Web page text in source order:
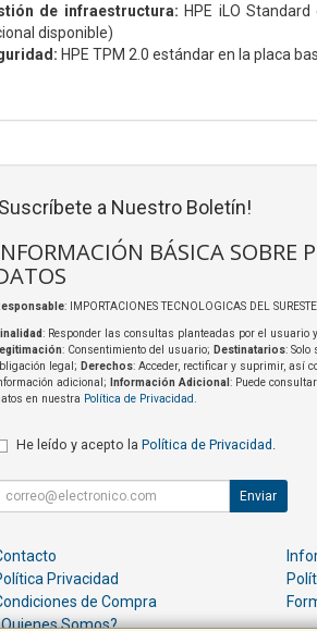
de infraestructura: HPE iLO
disponible)
HPE TPM 2.0 estándar en la placa
a Nuestro Boletín!
BÁSICA SOBRE
: IMPORTACIONES TECNOLOGICAS DEL
: Responder las consultas planteadas por el usuario
: Consentimiento del usuario; Destinatarios: Solo
legal; Derechos: Acceder, rectificar y suprimir, así
adicional;
Información Adicional : Puede
en nuestra Política de Privacidad.
He leído y acepto la Política de Privacidad .
Enviar
Privacidad
de Compra
Somos?